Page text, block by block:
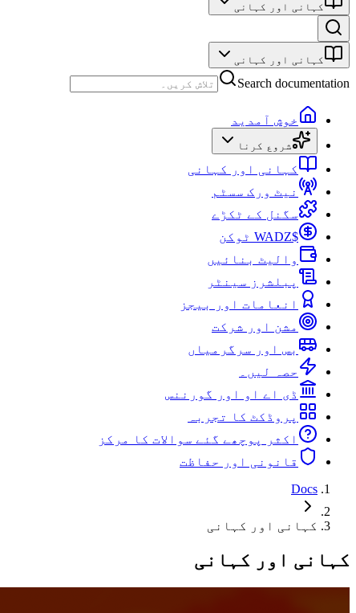
کہانی اور کہانی
کہانی اور کہانی
Search documentation
خوش آمدید
شروع کرنا
کہانی اور کہانی
نیٹ ورک سسٹم
سگنل کے ٹکڑے
$WADZ ٹوکن
والیٹ بنائیں
پبلشرز سینٹر
انعامات اور بیجز
مشن اور شرکت
بس اور سرگرمیاں
حصہ لیں۔
ڈی اے او اور گورننس
پروڈکٹ کا تجربہ
اکثر پوچھے گئے سوالات کا مرکز
قانونی اور حفاظت
Docs
کہانی اور کہانی
کہانی اور کہانی